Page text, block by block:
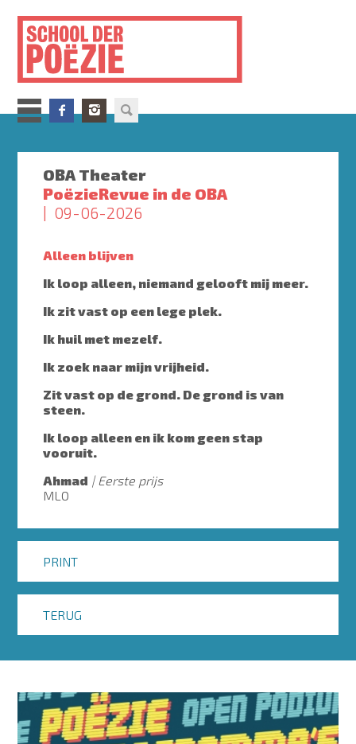
inhoud
gaan
OBA Theater
PoëzieRevue in de OBA
09-06-2026
Alleen blijven
Ik loop alleen, niemand gelooft mij meer.
Ik zit vast op een lege plek.
Ik huil met mezelf.
Ik zoek naar mijn vrijheid.
Zit vast op de grond. De grond is van
steen.
Ik loop alleen en ik kom geen stap
vooruit.
Ahmad
Eerste prijs
MLO
PRINT
TERUG